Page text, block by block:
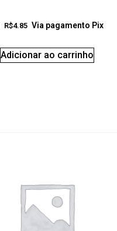
R$4.85 Via pagamento Pix
Adicionar ao carrinho